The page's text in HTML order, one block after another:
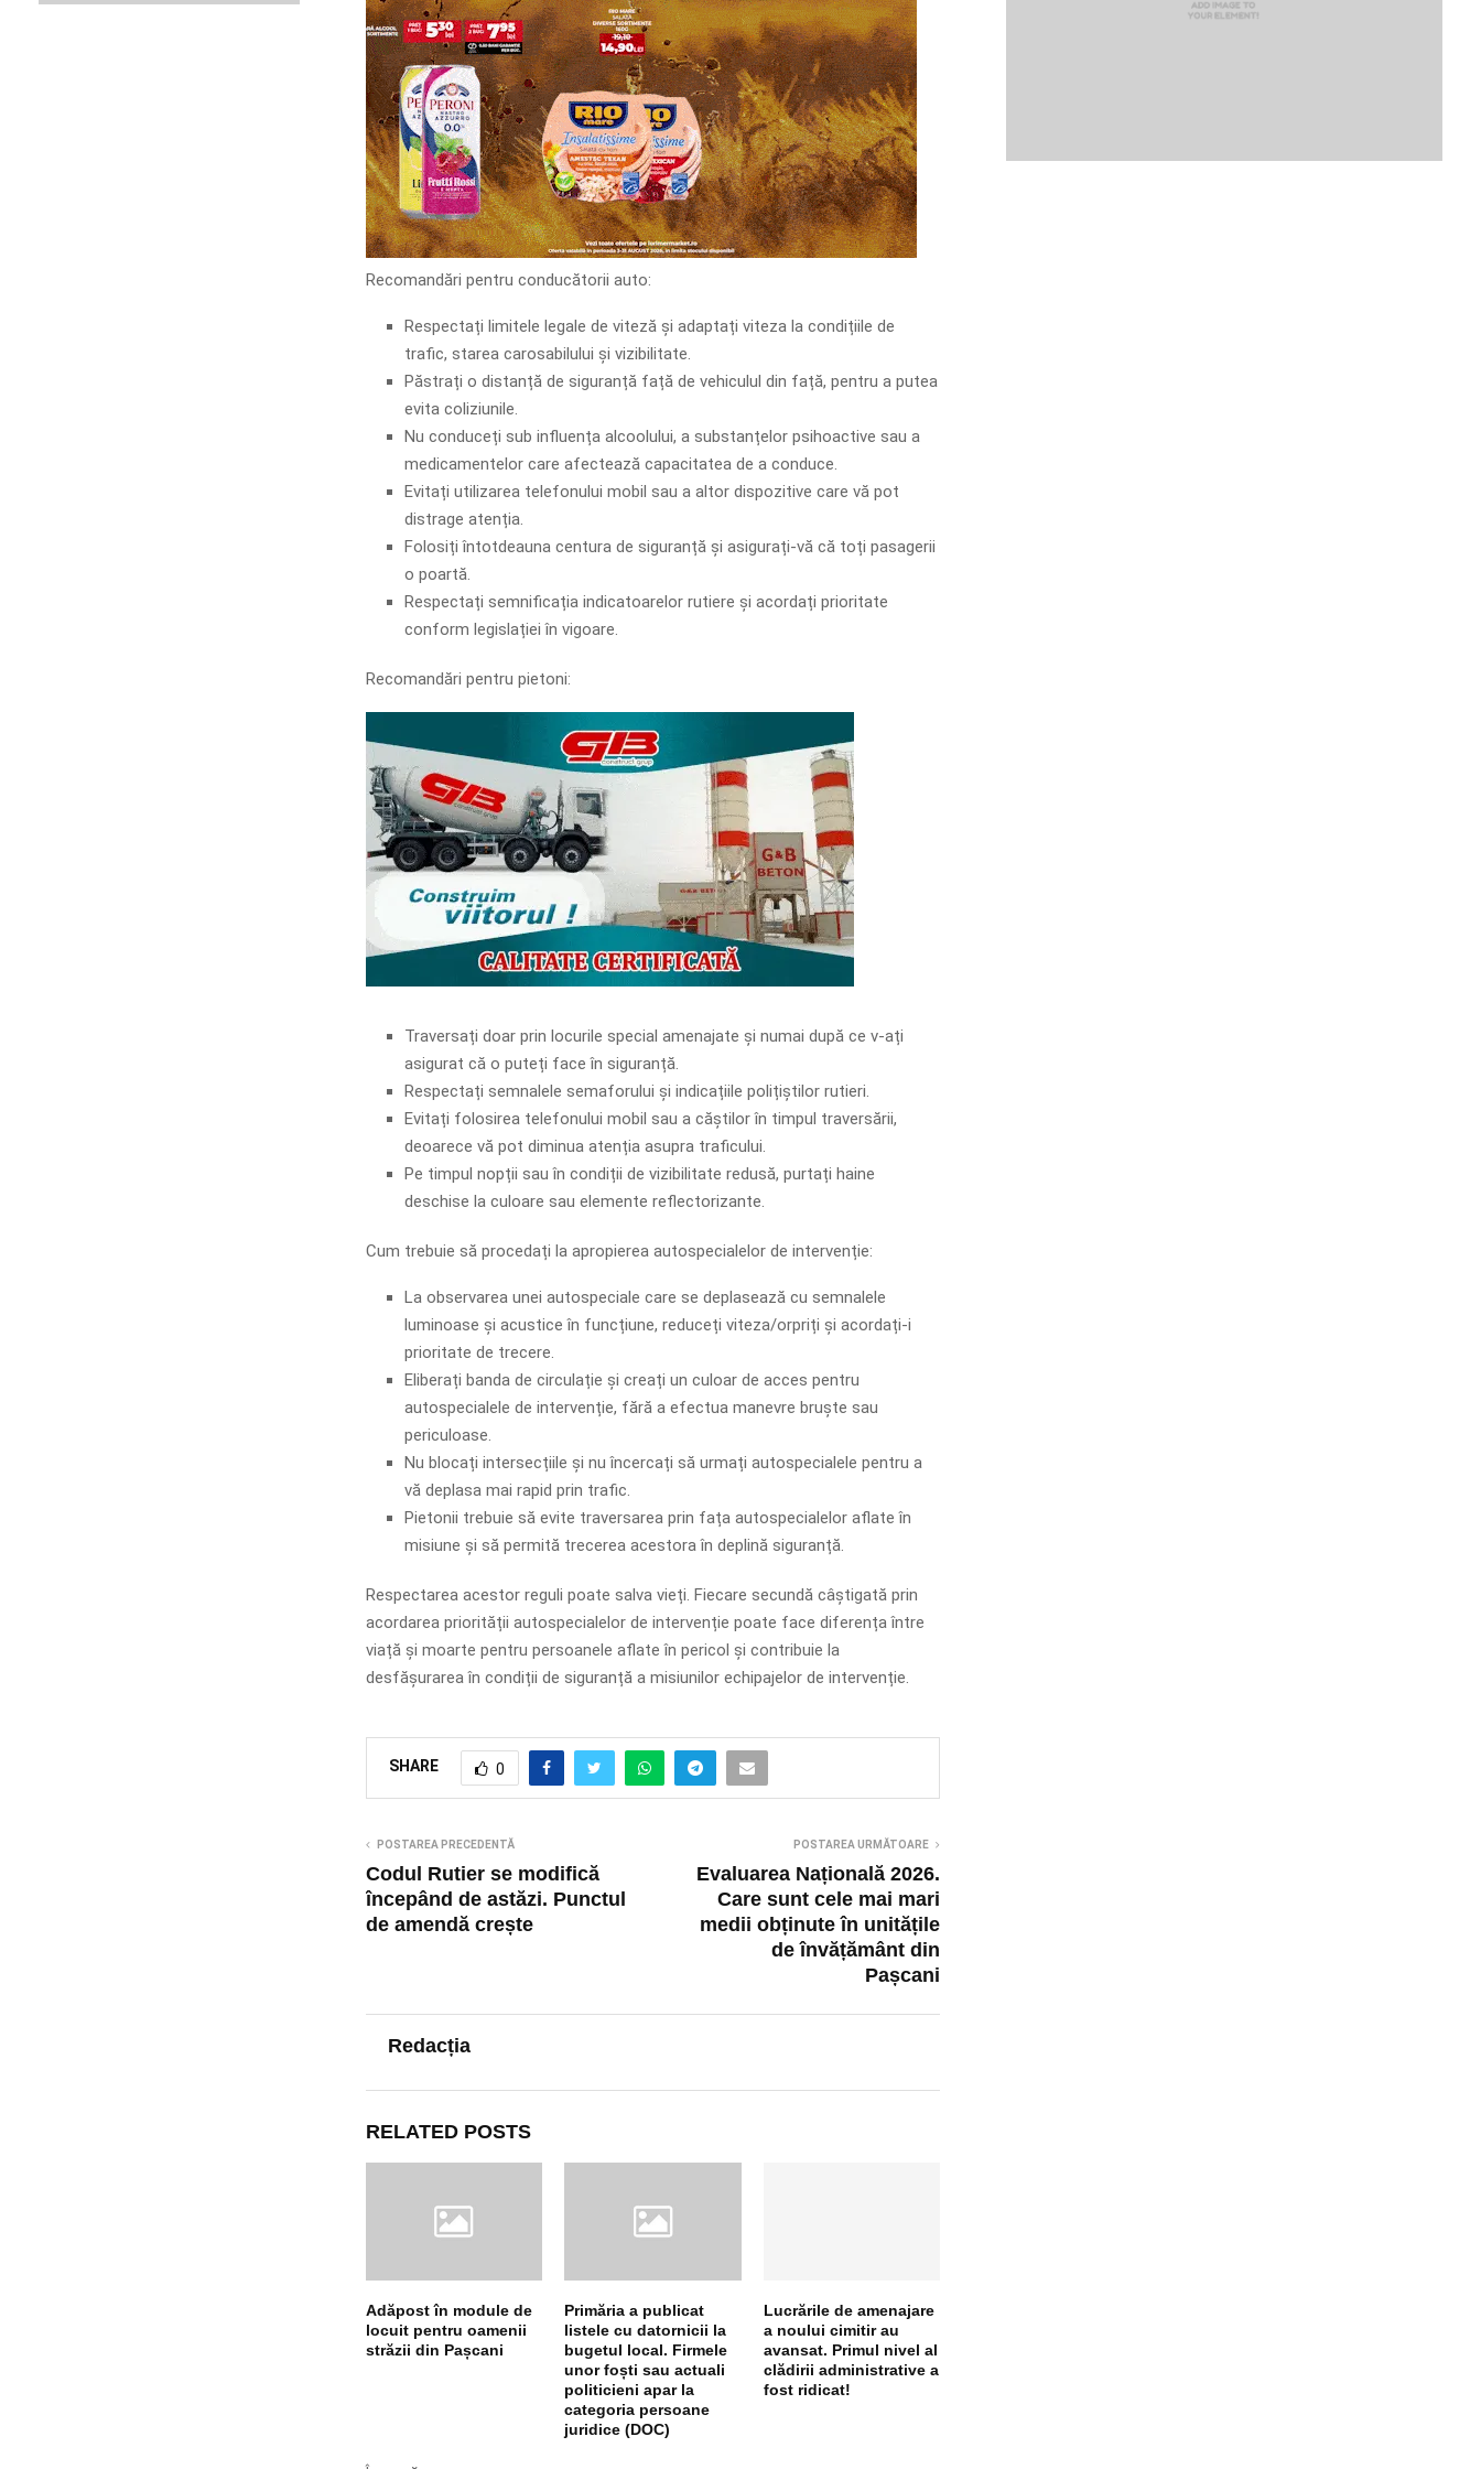
Recomandări pentru conducătorii auto:
Respectați limitele legale de viteză și adaptați viteza la condițiile de
trafic, starea carosabilului și vizibilitate.
Păstrați o distanță de siguranță față de vehiculul din față, pentru a putea
evita coliziunile.
Nu conduceți sub influența alcoolului, a substanțelor psihoactive sau a
medicamentelor care afectează capacitatea de a conduce.
Evitați utilizarea telefonului mobil sau a altor dispozitive care vă pot
distrage atenția.
Folosiți întotdeauna centura de siguranță și asigurați-vă că toți pasagerii
o poartă.
Respectați semnificația indicatoarelor rutiere și acordați prioritate
conform legislației în vigoare.
Recomandări pentru pietoni:
Traversați doar prin locurile special amenajate și numai după ce v-ați
asigurat că o puteți face în siguranță.
Respectați semnalele semaforului și indicațiile polițiștilor rutieri.
Evitați folosirea telefonului mobil sau a căștilor în timpul traversării,
deoarece vă pot diminua atenția asupra traficului.
Pe timpul nopții sau în condiții de vizibilitate redusă, purtați haine
deschise la culoare sau elemente reflectorizante.
Cum trebuie să procedați la apropierea autospecialelor de intervenție:
La observarea unei autospeciale care se deplasează cu semnalele
luminoase și acustice în funcțiune, reduceți viteza/orpriți și acordați-i
prioritate de trecere.
Eliberați banda de circulație și creați un culoar de acces pentru
autospecialele de intervenție, fără a efectua manevre bruște sau
periculoase.
Nu blocați intersecțiile și nu încercați să urmați autospecialele pentru a
vă deplasa mai rapid prin trafic.
Pietonii trebuie să evite traversarea prin fața autospecialelor aflate în
misiune și să permită trecerea acestora în deplină siguranță.
Respectarea acestor reguli poate salva vieți. Fiecare secundă câștigată prin
acordarea priorității autospecialelor de intervenție poate face diferența între
viață și moarte pentru persoanele aflate în pericol și contribuie la
desfășurarea în condiții de siguranță a misiunilor echipajelor de intervenție.
SHARE 0
POSTAREA PRECEDENTĂ
Codul Rutier se modifică
începând de astăzi. Punctul
de amendă crește
POSTAREA URMĂTOARE
Evaluarea Națională 2026.
Care sunt cele mai mari
medii obținute în unitățile
de învățământ din
Pașcani
Redacția
RELATED POSTS
Adăpost în module de
locuit pentru oamenii
străzii din Pașcani
Primăria a publicat
listele cu datornicii la
bugetul local. Firmele
unor foști sau actuali
politicieni apar la
categoria persoane
juridice (DOC)
Lucrările de amenajare
a noului cimitir au
avansat. Primul nivel al
clădirii administrative a
fost ridicat!